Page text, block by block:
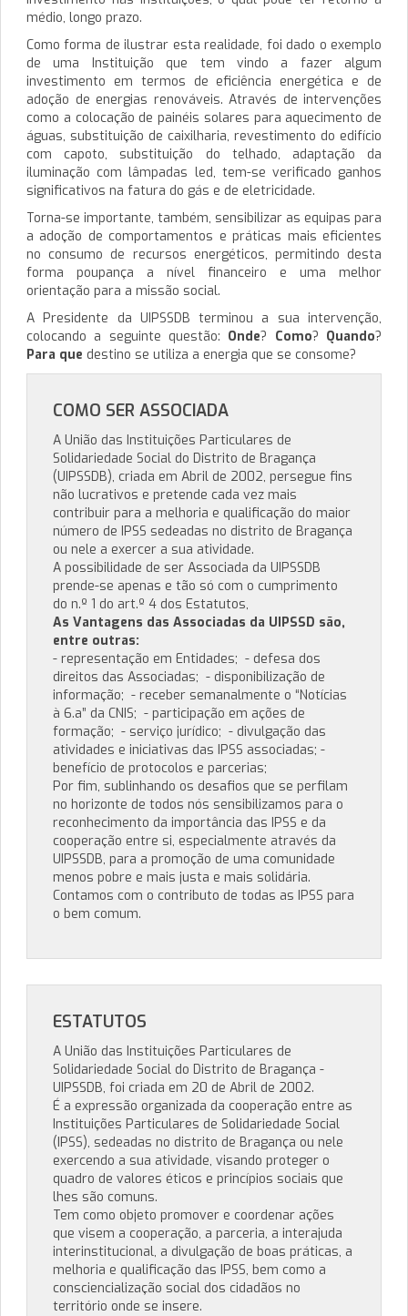
médio, longo prazo.
Como forma de ilustrar esta realidade, foi dado o exemplo
de uma Instituição que tem vindo a fazer algum
investimento em termos de eficiência energética e de
adoção de energias renováveis. Através de intervenções
como a colocação de painéis solares para aquecimento de
águas, substituição de caixilharia, revestimento do edifício
com capoto, substituição do telhado, adaptação da
iluminação com lâmpadas led, tem-se verificado ganhos
significativos na fatura do gás e de eletricidade.
Torna-se importante, também, sensibilizar as equipas para
a adoção de comportamentos e práticas mais eficientes
no consumo de recursos energéticos, permitindo desta
forma poupança a nível financeiro e uma melhor
orientação para a missão social.
A Presidente da UIPSSDB terminou a sua intervenção,
colocando a seguinte questão: Onde? Como? Quando?
Para que destino se utiliza a energia que se consome?
COMO SER ASSOCIADA
A União das Instituições Particulares de
Solidariedade Social do Distrito de Bragança
(UIPSSDB), criada em Abril de 2002, persegue fins
não lucrativos e pretende cada vez mais
contribuir para a melhoria e qualificação do maior
número de IPSS sedeadas no distrito de Bragança
ou nele a exercer a sua atividade.
A possibilidade de ser Associada da UIPSSDB
prende-se apenas e tão só com o cumprimento
do n.º 1 do art.º 4 dos Estatutos,
As Vantagens das Associadas da UIPSSD são,
entre outras:
- representação em Entidades; - defesa dos
direitos das Associadas; - disponibilização de
informação; - receber semanalmente o “Notícias
à 6.a” da CNIS; - participação em ações de
formação; - serviço jurídico; - divulgação das
atividades e iniciativas das IPSS associadas; -
benefício de protocolos e parcerias;
Por fim, sublinhando os desafios que se perfilam
no horizonte de todos nós sensibilizamos para o
reconhecimento da importância das IPSS e da
cooperação entre si, especialmente através da
UIPSSDB, para a promoção de uma comunidade
menos pobre e mais justa e mais solidária.
Contamos com o contributo de todas as IPSS para
o bem comum.
ESTATUTOS
A União das Instituições Particulares de
Solidariedade Social do Distrito de Bragança -
UIPSSDB, foi criada em 20 de Abril de 2002.
É a expressão organizada da cooperação entre as
Instituições Particulares de Solidariedade Social
(IPSS), sedeadas no distrito de Bragança ou nele
exercendo a sua atividade, visando proteger o
quadro de valores éticos e princípios sociais que
lhes são comuns.
Tem como objeto promover e coordenar ações
que visem a cooperação, a parceria, a interajuda
interinstitucional, a divulgação de boas práticas, a
melhoria e qualificação das IPSS, bem como a
consciencialização social dos cidadãos no
território onde se insere.